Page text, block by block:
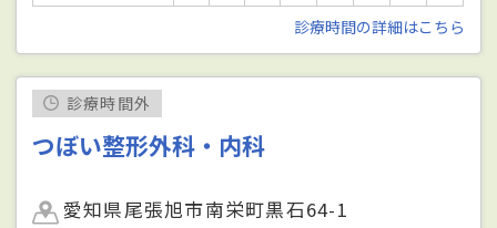
診療時間の詳細はこちら
診療時間外
つぼい整形外科・内科
愛知県尾張旭市南栄町黒石64-1